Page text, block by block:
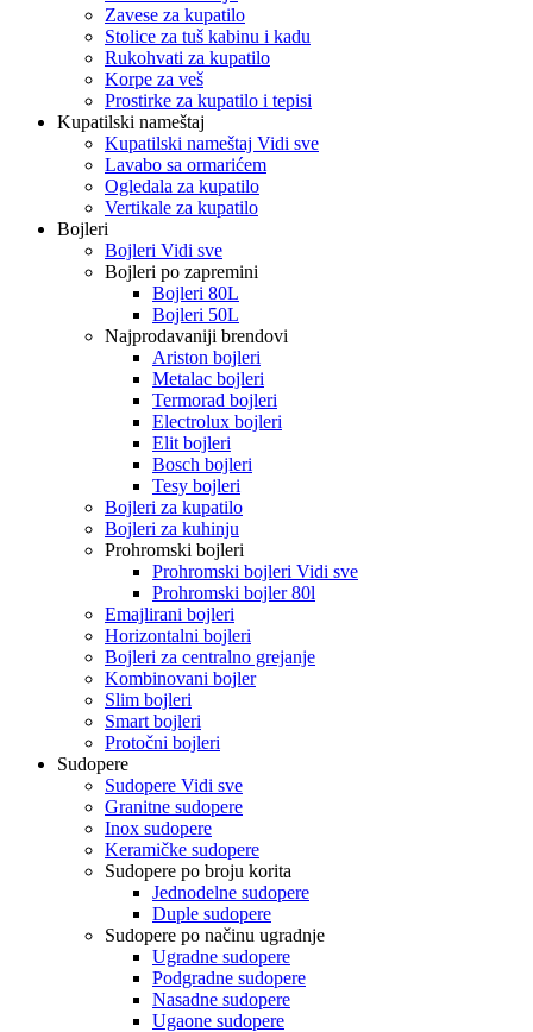
Zavese za kupatilo
Stolice za tuš kabinu i kadu
Rukohvati za kupatilo
Korpe za veš
Prostirke za kupatilo i tepisi
Kupatilski nameštaj
Kupatilski nameštaj Vidi sve
Lavabo sa ormarićem
Ogledala za kupatilo
Vertikale za kupatilo
Bojleri
Bojleri Vidi sve
Bojleri po zapremini
Bojleri 80L
Bojleri 50L
Najprodavaniji brendovi
Ariston bojleri
Metalac bojleri
Termorad bojleri
Electrolux bojleri
Elit bojleri
Bosch bojleri
Tesy bojleri
Bojleri za kupatilo
Bojleri za kuhinju
Prohromski bojleri
Prohromski bojleri Vidi sve
Prohromski bojler 80l
Emajlirani bojleri
Horizontalni bojleri
Bojleri za centralno grejanje
Kombinovani bojler
Slim bojleri
Smart bojleri
Protočni bojleri
Sudopere
Sudopere Vidi sve
Granitne sudopere
Inox sudopere
Keramičke sudopere
Sudopere po broju korita
Jednodelne sudopere
Duple sudopere
Sudopere po načinu ugradnje
Ugradne sudopere
Podgradne sudopere
Nasadne sudopere
Ugaone sudopere